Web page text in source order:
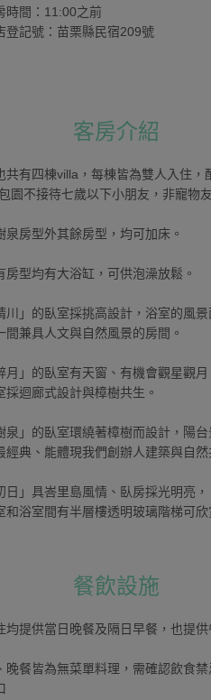
時間：11:00之前
登記號：苗栗縣民宿209號
客房介紹
共有四棟villa，每棟皆為雙人入住，
園不接待七歲以下小朋友，非寵物
泉房型外其餘房型，均可加床。
房型均有大浴缸，可供泡澡放鬆。
川」的臥室採挑高設計，浴室的風
間兼具人文與自然風景的房間。
月」的臥室有天窗、有機會觀星觀月
採迴廊式設計與樟樹共生。
泉」的臥室環繞著樟樹而設計，陽
經典、能體現我們創辦人建築與自然
日」具峇里島風情、臥房採光明亮，
和浴室間有半層樓透明玻璃階梯可欣
餐飲設施
均提供當日晚餐及隔日早餐，也提
晚餐皆為無菜單料理，需確認飲食